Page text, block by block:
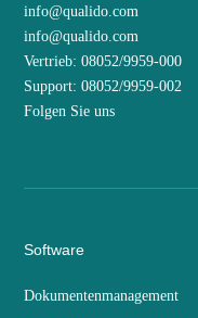
info@qualido.com
info@qualido.com
Vertrieb: 08052/9959-000
Support: 08052/9959-002
Folgen Sie uns
Software
Dokumentenmanagement